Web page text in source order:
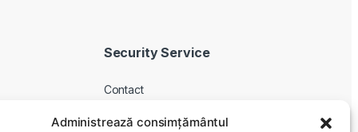
Administrează consimțământul
Security Service
Contact